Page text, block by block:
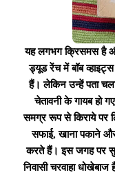
यह लगभग क्रिसमस है
ड्यूड रेंच में बॉब
हैं। लेकिन उन्हें पता
चेतावनी के गायब हो
समग्र रूप से किराये पर
सफाई, खाना पकाने
करते हैं। इस जगह पर
निवासी चरवाहा धोखेबाज